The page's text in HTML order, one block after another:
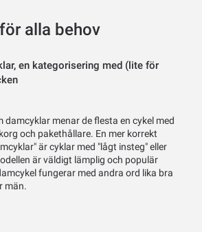
alla behov
en kategorisering med (lite för
damcyklar menar de flesta en cykel med
och pakethållare. En mer korrekt
är cyklar med "lågt insteg" eller
är väldigt lämplig och populär
fungerar med andra ord lika bra
män.